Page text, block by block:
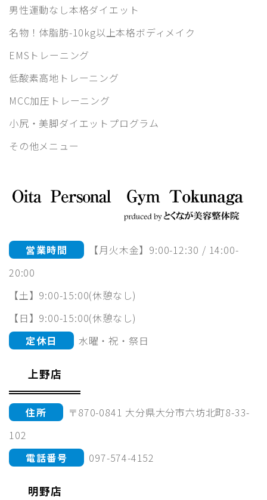
男性運動なし本格ダイエット
名物！体脂肪-10kg以上本格ボディメイク
EMSトレーニング
低酸素高地トレーニング
MCC加圧トレーニング
小尻・美脚ダイエットプログラム
その他メニュー
営業時間
【月火木金】9:00-12:30 / 14:00-
20:00
【土】9:00-15:00(休憩なし)
【日】9:00-15:00(休憩なし)
定休日
水曜・祝・祭日
上野店
住所
〒870-0841 大分県大分市六坊北町8-33-
102
電話番号
097-574-4152
明野店